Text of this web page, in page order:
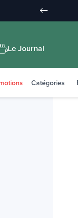
Le Journal
Catégories